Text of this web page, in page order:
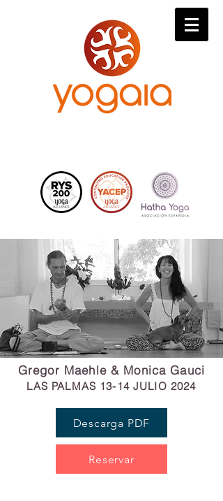
Gregor Maehle & Monica Gauci
LAS PALMAS 13-14 JULIO 2024
Descarga PDF
Reservar